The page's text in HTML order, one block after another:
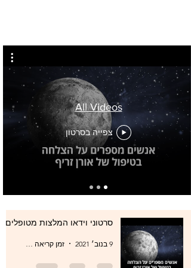
All Videos
צפייה בסרטון
סרטוני וידאו המלצות מטופלים
9 בנוב׳ 2021